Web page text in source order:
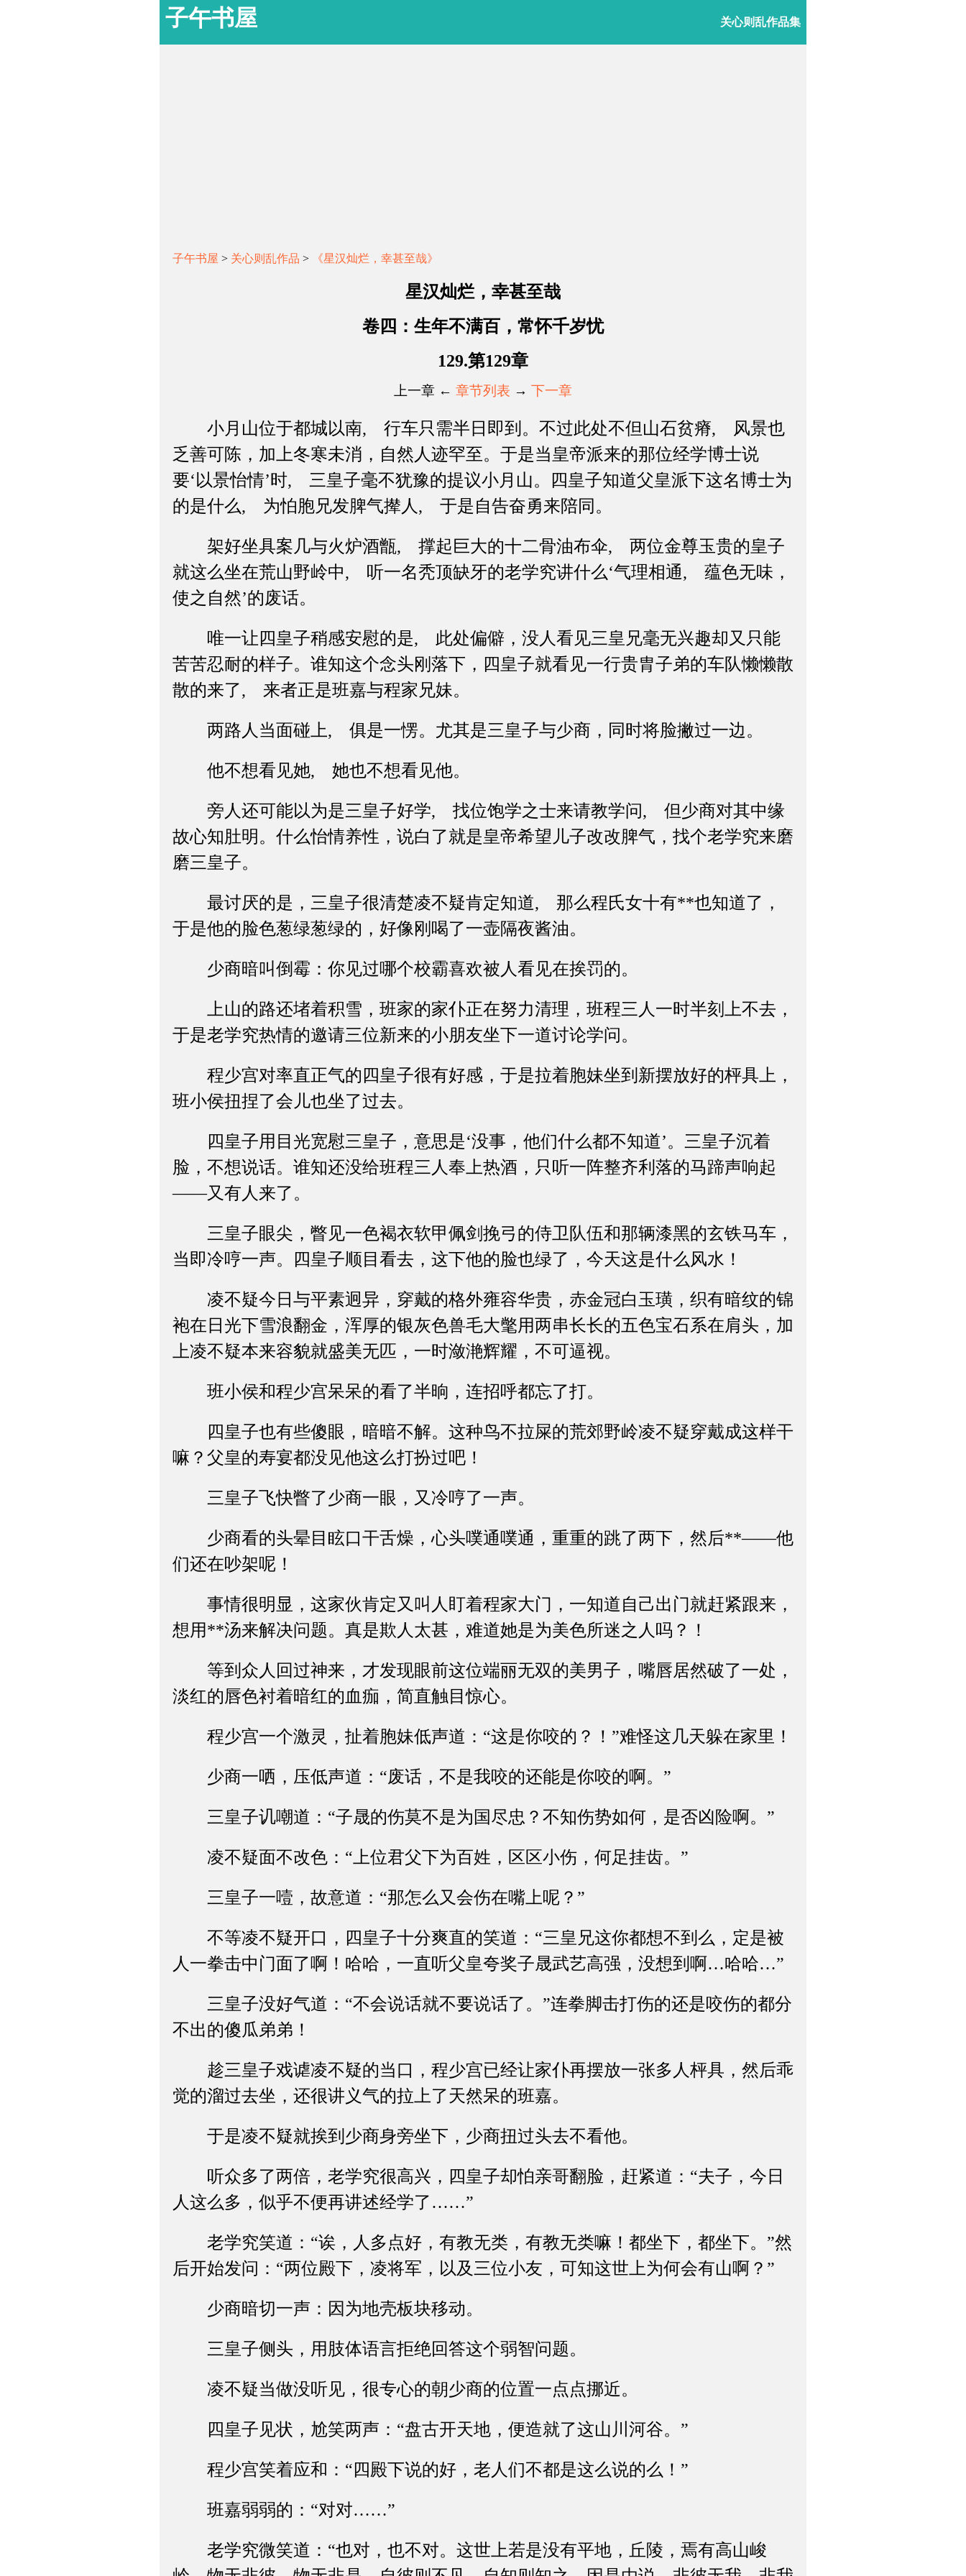
子午书屋 关心则乱作品集
子午书屋 > 关心则乱作品 > 《星汉灿烂，幸甚至哉》
星汉灿烂，幸甚至哉
卷四：生年不满百，常怀千岁忧
129.第129章
上一章 ← 章节列表 → 下一章
小月山位于都城以南, 行车只需半日即到。不过此处不但山石贫瘠, 风景也
乏善可陈，加上冬寒未消，自然人迹罕至。于是当皇帝派来的那位经学博士说
要‘以景怡情’时, 三皇子毫不犹豫的提议小月山。四皇子知道父皇派下这名博士为
的是什么, 为怕胞兄发脾气撵人, 于是自告奋勇来陪同。
架好坐具案几与火炉酒甑, 撑起巨大的十二骨油布伞, 两位金尊玉贵的皇子
就这么坐在荒山野岭中, 听一名秃顶缺牙的老学究讲什么‘气理相通, 蕴色无味，
使之自然’的废话。
唯一让四皇子稍感安慰的是, 此处偏僻，没人看见三皇兄毫无兴趣却又只能
苦苦忍耐的样子。谁知这个念头刚落下，四皇子就看见一行贵胄子弟的车队懒懒散
散的来了, 来者正是班嘉与程家兄妹。
两路人当面碰上, 俱是一愣。尤其是三皇子与少商，同时将脸撇过一边。
他不想看见她, 她也不想看见他。
旁人还可能以为是三皇子好学, 找位饱学之士来请教学问, 但少商对其中缘
故心知肚明。什么怡情养性，说白了就是皇帝希望儿子改改脾气，找个老学究来磨
磨三皇子。
最讨厌的是，三皇子很清楚凌不疑肯定知道, 那么程氏女十有**也知道了，
于是他的脸色葱绿葱绿的，好像刚喝了一壶隔夜酱油。
少商暗叫倒霉：你见过哪个校霸喜欢被人看见在挨罚的。
上山的路还堵着积雪，班家的家仆正在努力清理，班程三人一时半刻上不去，
于是老学究热情的邀请三位新来的小朋友坐下一道讨论学问。
程少宫对率直正气的四皇子很有好感，于是拉着胞妹坐到新摆放好的枰具上，
班小侯扭捏了会儿也坐了过去。
四皇子用目光宽慰三皇子，意思是‘没事，他们什么都不知道’。三皇子沉着
脸，不想说话。谁知还没给班程三人奉上热酒，只听一阵整齐利落的马蹄声响起
——又有人来了。
三皇子眼尖，瞥见一色褐衣软甲佩剑挽弓的侍卫队伍和那辆漆黑的玄铁马车，
当即冷哼一声。四皇子顺目看去，这下他的脸也绿了，今天这是什么风水！
凌不疑今日与平素迥异，穿戴的格外雍容华贵，赤金冠白玉璜，织有暗纹的锦
袍在日光下雪浪翻金，浑厚的银灰色兽毛大氅用两串长长的五色宝石系在肩头，加
上凌不疑本来容貌就盛美无匹，一时潋滟辉耀，不可逼视。
班小侯和程少宫呆呆的看了半晌，连招呼都忘了打。
四皇子也有些傻眼，暗暗不解。这种鸟不拉屎的荒郊野岭凌不疑穿戴成这样干
嘛？父皇的寿宴都没见他这么打扮过吧！
三皇子飞快瞥了少商一眼，又冷哼了一声。
少商看的头晕目眩口干舌燥，心头噗通噗通，重重的跳了两下，然后**——他
们还在吵架呢！
事情很明显，这家伙肯定又叫人盯着程家大门，一知道自己出门就赶紧跟来，
想用**汤来解决问题。真是欺人太甚，难道她是为美色所迷之人吗？！
等到众人回过神来，才发现眼前这位端丽无双的美男子，嘴唇居然破了一处，
淡红的唇色衬着暗红的血痂，简直触目惊心。
程少宫一个激灵，扯着胞妹低声道：“这是你咬的？！”难怪这几天躲在家里！
少商一哂，压低声道：“废话，不是我咬的还能是你咬的啊。”
三皇子讥嘲道：“子晟的伤莫不是为国尽忠？不知伤势如何，是否凶险啊。”
凌不疑面不改色：“上位君父下为百姓，区区小伤，何足挂齿。”
三皇子一噎，故意道：“那怎么又会伤在嘴上呢？”
不等凌不疑开口，四皇子十分爽直的笑道：“三皇兄这你都想不到么，定是被
人一拳击中门面了啊！哈哈，一直听父皇夸奖子晟武艺高强，没想到啊…哈哈…”
三皇子没好气道：“不会说话就不要说话了。”连拳脚击打伤的还是咬伤的都分
不出的傻瓜弟弟！
趁三皇子戏谑凌不疑的当口，程少宫已经让家仆再摆放一张多人枰具，然后乖
觉的溜过去坐，还很讲义气的拉上了天然呆的班嘉。
于是凌不疑就挨到少商身旁坐下，少商扭过头去不看他。
听众多了两倍，老学究很高兴，四皇子却怕亲哥翻脸，赶紧道：“夫子，今日
人这么多，似乎不便再讲述经学了……”
老学究笑道：“诶，人多点好，有教无类，有教无类嘛！都坐下，都坐下。”然
后开始发问：“两位殿下，凌将军，以及三位小友，可知这世上为何会有山啊？”
少商暗切一声：因为地壳板块移动。
三皇子侧头，用肢体语言拒绝回答这个弱智问题。
凌不疑当做没听见，很专心的朝少商的位置一点点挪近。
四皇子见状，尬笑两声：“盘古开天地，便造就了这山川河谷。”
程少宫笑着应和：“四殿下说的好，老人们不都是这么说的么！”
班嘉弱弱的：“对对……”
老学究微笑道：“也对，也不对。这世上若是没有平地，丘陵，焉有高山峻